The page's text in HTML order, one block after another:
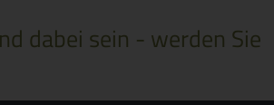
dabei sein - werden Sie